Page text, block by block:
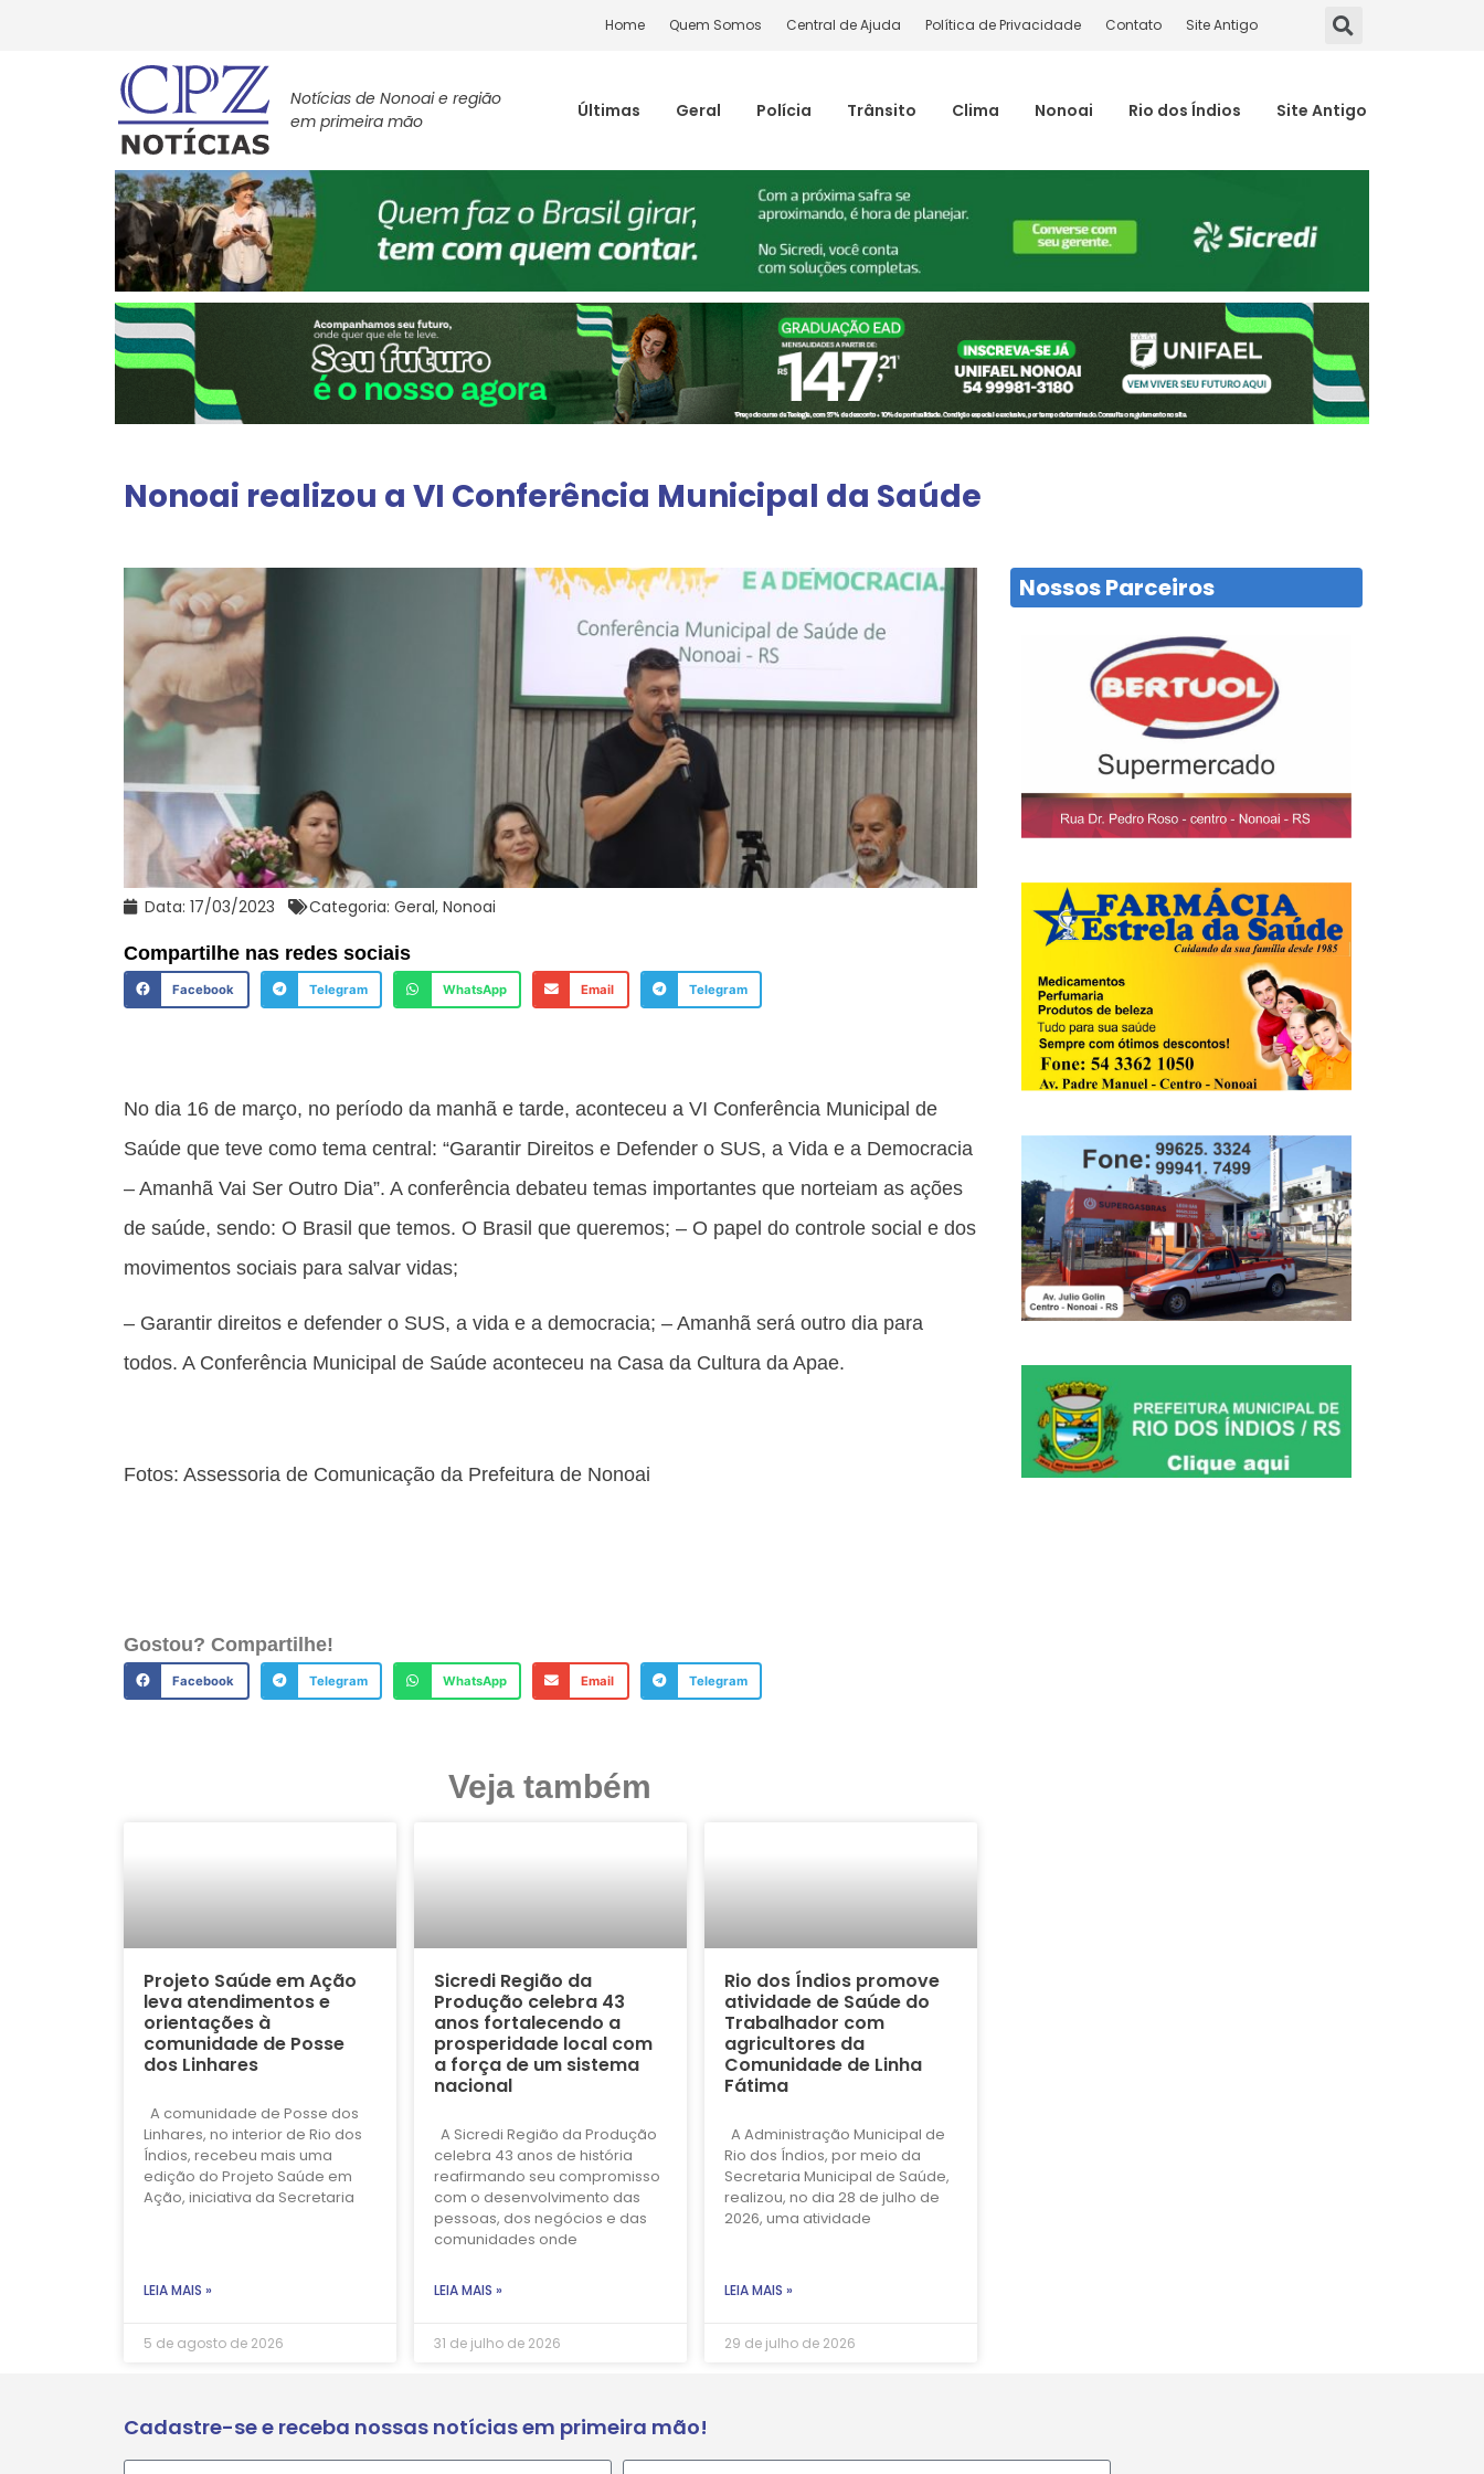
Home Quem Somos Central de Ajuda Política de Privacidade Contato Site Antigo
Notícias de Nonoai e região
em primeira mão
Últimas Geral Polícia Trânsito Clima Nonoai Rio dos Índios Site Antigo
Nonoai realizou a VI Conferência Municipal da Saúde
Data: 17/03/2023 Categoria: Geral, Nonoai
Compartilhe nas redes sociais
Facebook Telegram WhatsApp Email Telegram
No dia 16 de março, no período da manhã e tarde, aconteceu a VI Conferência Municipal de
Saúde que teve como tema central: “Garantir Direitos e Defender o SUS, a Vida e a Democracia
– Amanhã Vai Ser Outro Dia”. A conferência debateu temas importantes que norteiam as ações
de saúde, sendo: O Brasil que temos. O Brasil que queremos; – O papel do controle social e dos
movimentos sociais para salvar vidas;
– Garantir direitos e defender o SUS, a vida e a democracia; – Amanhã será outro dia para
todos. A Conferência Municipal de Saúde aconteceu na Casa da Cultura da Apae.
Fotos: Assessoria de Comunicação da Prefeitura de Nonoai
Gostou? Compartilhe!
Facebook Telegram WhatsApp Email Telegram
Veja também
Projeto Saúde em Ação
leva atendimentos e
orientações à
comunidade de Posse
dos Linhares
A comunidade de Posse dos
Linhares, no interior de Rio dos
Índios, recebeu mais uma
edição do Projeto Saúde em
Ação, iniciativa da Secretaria
LEIA MAIS »
5 de agosto de 2026
Sicredi Região da
Produção celebra 43
anos fortalecendo a
prosperidade local com
a força de um sistema
nacional
A Sicredi Região da Produção
celebra 43 anos de história
reafirmando seu compromisso
com o desenvolvimento das
pessoas, dos negócios e das
comunidades onde
LEIA MAIS »
31 de julho de 2026
Rio dos Índios promove
atividade de Saúde do
Trabalhador com
agricultores da
Comunidade de Linha
Fátima
A Administração Municipal de
Rio dos Índios, por meio da
Secretaria Municipal de Saúde,
realizou, no dia 28 de julho de
2026, uma atividade
LEIA MAIS »
29 de julho de 2026
Nossos Parceiros
Cadastre-se e receba nossas notícias em primeira mão!